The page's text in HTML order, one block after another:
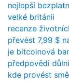
nejlepší
velké británii
recenze
převést 7,99 $
je bitcoinová
předpovědi
kde provést